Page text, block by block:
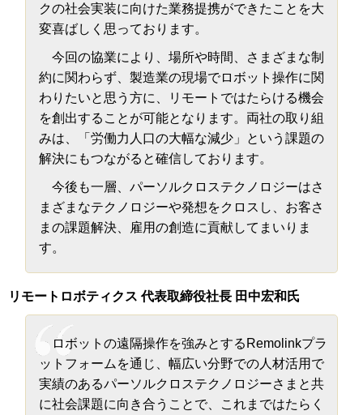
クの社会実装に向けた業務提携ができたことを大
変喜ばしく思っております。
今回の協業により、場所や時間、さまざまな制
約に関わらず、製造業の現場でロボット操作に関
わりたいと思う方に、リモートではたらける機会
を創出することが可能となります。両社の取り組
みは、「労働力人口の大幅な減少」という課題の
解決にもつながると確信しております。
今後も一層、パーソルクロステクノロジーはさ
まざまなテクノロジーや発想をクロスし、お客さ
まの課題解決、雇用の創造に貢献してまいりま
す。
リモートロボティクス 代表取締役社長 田中宏和氏
ロボットの遠隔操作を強みとするRemolinkプラ
ットフォームを通じ、幅広い分野での人材活用で
実績のあるパーソルクロステクノロジーさまと共
に社会課題に向き合うことで、これまではたらく